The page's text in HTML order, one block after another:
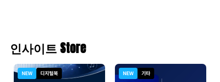
인사이트 Store
NEW 디지털북 NEW 기타